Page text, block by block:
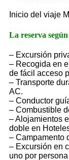
Inicio del viaje
La reserva
– Excursión
– Recogida en
de fácil acceso
– Transporte
AC.
– Conductor
– Combustible
– Alojamientos
doble en
– Campamento
– Excursión en
uno por persona